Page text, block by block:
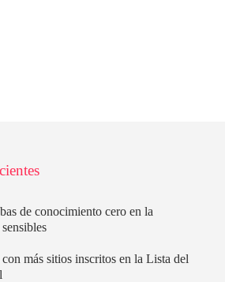
de conocimiento cero en la
más sitios inscritos en la Lista del